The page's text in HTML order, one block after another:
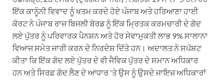
ਇੱਕ ਕਾਨੂੰਨੀ ਵਿਵਾਦ ਨੂੰ ਖਤਮ ਕਰਦੇ ਹੋਏ ਪੰਜਾਬ ਅਤੇ ਹਰਿਆਣਾ ਹਾਈ
ਕੋਰਟ ਨੇ ਪੰਜਾਬ ਰਾਜ ਬਿਜਲੀ ਬੋਰਡ ਨੂੰ ਇੱਕ ਮ੍ਰਿਤਕ ਕਰਮਚਾਰੀ ਦੇ ਗੋਦ
ਲਏ ਪੁੱਤਰ ਨੂੰ ਪਰਿਵਾਰਕ ਪੈਨਸ਼ਨ ਅਤੇ ਹੋਰ ਸੇਵਾਮੁਕਤੀ ਲਾਭ 9% ਸਾਲਾਨਾ
ਵਿਆਜ ਸਮੇਤ ਜਾਰੀ ਕਰਨ ਦੇ ਨਿਰਦੇਸ਼ ਦਿੱਤੇ ਹਨ। ਅਦਾਲਤ ਨੇ ਸਪੱਸ਼ਟ
ਕੀਤਾ ਕਿ ਇੱਕ ਗੋਦ ਲਏ ਪੁੱਤਰ ਦੇ ਵੀ ਜੈਵਿਕ ਪੁੱਤਰ ਦੇ ਸਮਾਨ ਅਧਿਕਾਰ
ਹਨ ਅਤੇ ਸਿਰਫ਼ ਗੋਦ ਲੈਣ ਦੇ ਆਧਾਰ 'ਤੇ ਉਸ ਨੂੰ ਉਸਦੇ ਜਾਇਜ਼ ਅਧਿਕਾਰਾਂ